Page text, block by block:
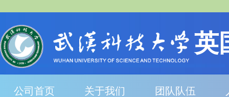
英
公司首页 关于我们 团队队伍